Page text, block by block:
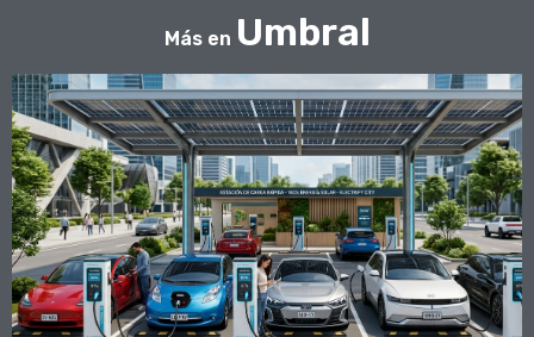
Más en Umbral